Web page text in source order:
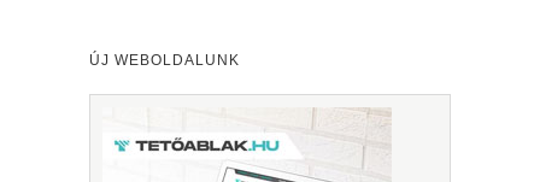
ÚJ WEBOLDALUNK